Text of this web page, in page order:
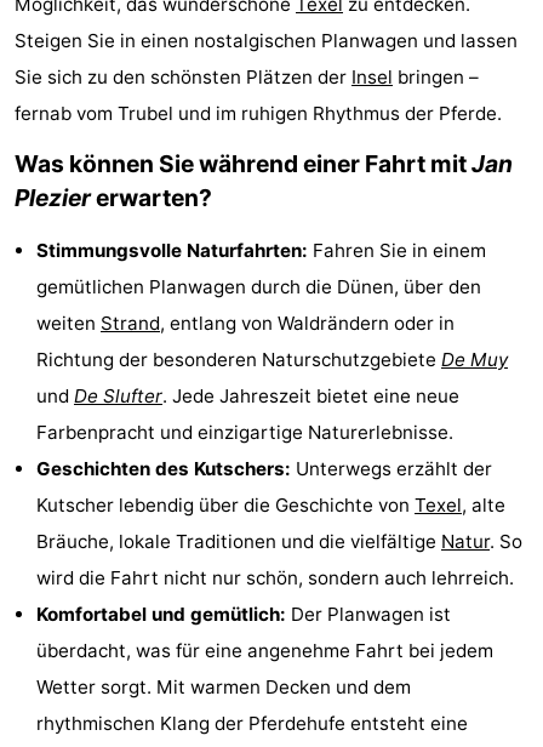
De
Waal
-
Oosterend
Natur
Aussichtspunkte
Übernachten
Appartements
Bosch
Zee
Vlijt
Hoeve
-
en
Strandhuys
Ferienhäuser
Steigen Sie in einen nostalgischen Planwagen und lassen
Sie sich zu den schönsten Plätzen der Insel bringen –
fernab vom Trubel und im ruhigen Rhythmus der Pferde.
Was können Sie während einer Fahrt mitJan
Pleziererwarten?
Stimmungsvolle Naturfahrten: Fahren Sie in einem
gemütlichen Planwagen durch die Dünen, über den
weiten Strand, entlang von Waldrändern oder in
Richtung der besonderen Naturschutzgebiete De Muy
und De Slufter. Jede Jahreszeit bietet eine neue
Farbenpracht und einzigartige Naturerlebnisse.
Geschichten des Kutschers: Unterwegs erzählt der
Kutscher lebendig über die Geschichte von Texel, alte
Bräuche, lokale Traditionen und die vielfältige Natur. So
wird die Fahrt nicht nur schön, sondern auch lehrreich.
Komfortabel und gemütlich: Der Planwagen ist
überdacht, was für eine angenehme Fahrt bei jedem
Wetter sorgt. Mit warmen Decken und dem
rhythmischen Klang der Pferdehufe entsteht eine